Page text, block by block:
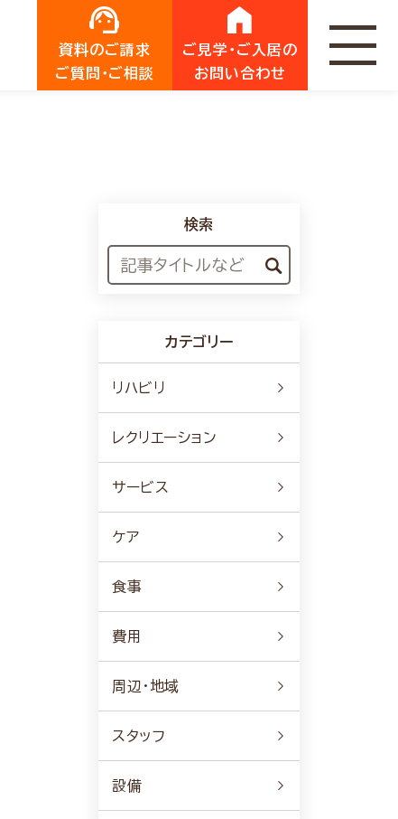
資料のご請求
ご質問・ご相談
ご見学・ご入居の
お問い合わせ
検索
カテゴリー
リハビリ
レクリエーション
サービス
ケア
食事
費用
周辺・地域
スタッフ
設備